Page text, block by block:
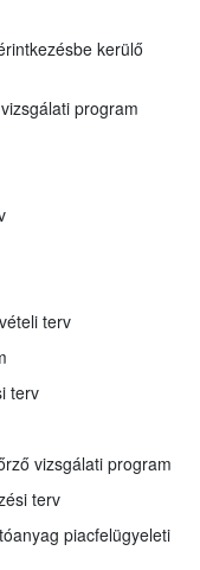
kerülő
program
terv
terv
vizsgálati program
terv
piacfelügyeleti